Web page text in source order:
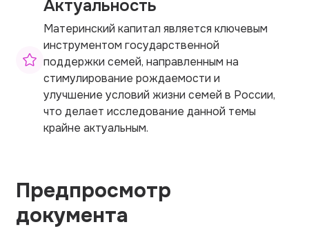
Актуальность
Материнский капитал является ключевым
инструментом государственной
поддержки семей, направленным на
стимулирование рождаемости и
улучшение условий жизни семей в России,
что делает исследование данной темы
крайне актуальным.
Предпросмотр
документа